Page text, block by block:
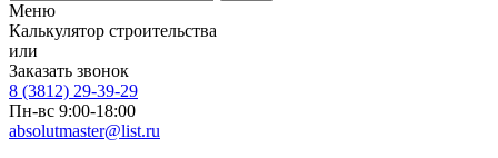
Меню
Калькулятор строительства
или
Заказать звонок
8 (3812) 29-39-29
Пн-вс 9:00-18:00
absolutmaster@list.ru